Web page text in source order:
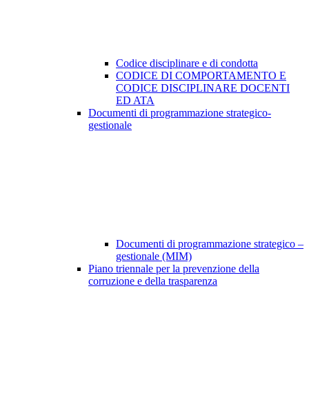
Codice disciplinare e di condotta
CODICE DI COMPORTAMENTO E
CODICE DISCIPLINARE DOCENTI
ED ATA
Documenti di programmazione strategico-
gestionale
Documenti di programmazione strategico –
gestionale (MIM)
Piano triennale per la prevenzione della
corruzione e della trasparenza